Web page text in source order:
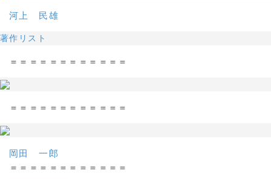
河上 民雄
著作リスト
＝＝＝＝＝＝＝＝＝＝＝＝
＝＝＝＝＝＝＝＝＝＝＝＝
岡田 一郎
＝＝＝＝＝＝＝＝＝＝＝＝